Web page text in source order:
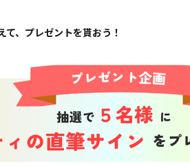
、プレゼントを貰おう！